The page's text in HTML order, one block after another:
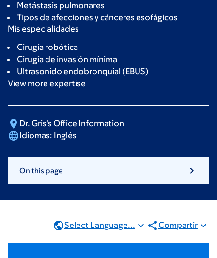
Metástasis pulmonares
Tipos de afecciones y cánceres esofágicos
Mis especialidades
Cirugía robótica
Cirugía de invasión mínima
Ultrasonido endobronquial (EBUS)
View more expertise
Dr. Gris's Office Information
Idiomas: Inglés
On this page
Select Language... Compartir